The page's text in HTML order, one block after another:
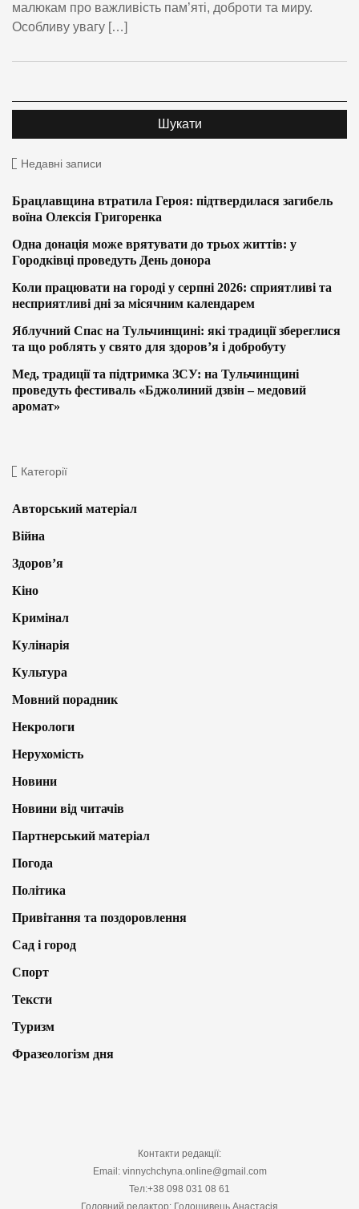
малюкам про важливість пам’яті, доброти та миру.
Особливу увагу […]
Недавні записи
Брацлавщина втратила Героя: підтвердилася загибель
воїна Олексія Григоренка
Одна донація може врятувати до трьох життів: у
Городківці проведуть День донора
Коли працювати на городі у серпні 2026: сприятливі та
несприятливі дні за місячним календарем
Яблучний Спас на Тульчинщині: які традиції збереглися
та що роблять у свято для здоров’я і добробуту
Мед, традиції та підтримка ЗСУ: на Тульчинщині
проведуть фестиваль «Бджолиний дзвін – медовий
аромат»
Категорії
Авторський матеріал
Війна
Здоров’я
Кіно
Кримінал
Кулінарія
Культура
Мовний порадник
Некрологи
Нерухомість
Новини
Новини від читачів
Партнерський матеріал
Погода
Політика
Привітання та поздоровлення
Сад і город
Спорт
Тексти
Туризм
Фразеологізм дня
Контакти редакції:
Email: vinnychchyna.online@gmail.com
Тел:+38 098 031 08 61